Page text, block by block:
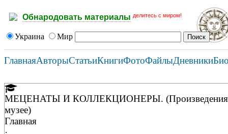
Обнародовать материалы делитесь с миром!
Украина Мир
ГлавнаяАвторыСтатьиКнигиФотоФайлыДневники
МЕЦЕНАТЫ И КОЛЛЕКЦИОНЕРЫ. (Произведения
музее)
Главная